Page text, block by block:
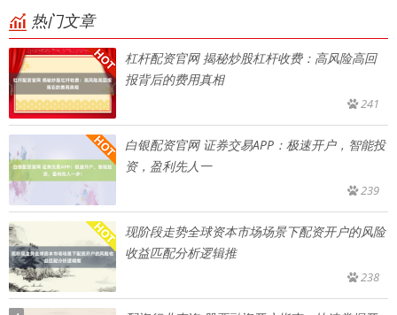
热门文章
杠杆配资官网 揭秘炒股杠杆收费：高风险高回
报背后的费用真相
241
白银配资官网 证券交易APP：极速开户，智能投
资，盈利先人一
239
现阶段走势全球资本市场场景下配资开户的风险
收益匹配分析逻辑推
238